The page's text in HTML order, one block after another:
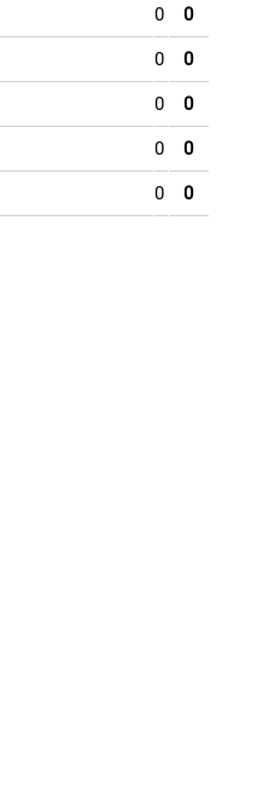
0 0
0 0
0 0
0 0
0 0